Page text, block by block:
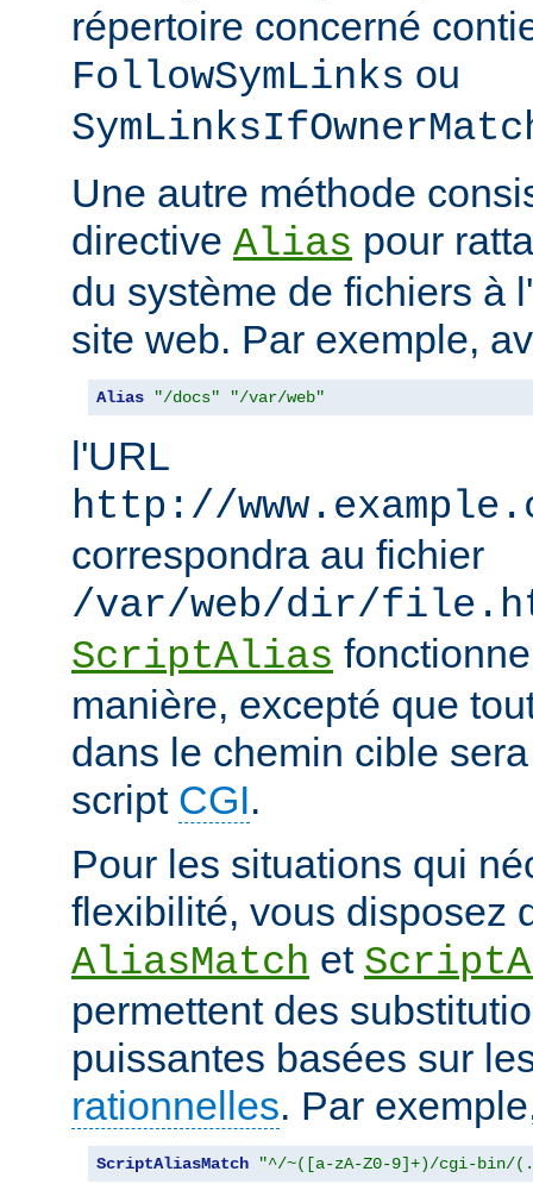
répertoire concerné
FollowSymLinks ou
Une autre méthode
directive Alias pour
du système de fichiers à
site web. Par exemple,
Alias "/docs" "/var/web"
l'URL
http://
correspondra au fichier
/var/web/dir/
ScriptAlias
manière, excepté que
dans le chemin cible
script CGI.
Pour les situations qui
flexibilité, vous disposez
AliasMatch et
permettent des
puissantes basées sur
rationnelles. Par
ScriptAliasMatch "^/~([a-zA-Z0-9]+)/cgi-bin/